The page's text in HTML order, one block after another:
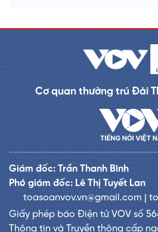
Cơ quan thường trú Đài
Giám đốc: Trần Thanh Bình
Phó giám đốc: Lê Thị Tuyết Lan
toasoanvov.vn@gmail.com |
Giấy phép báo Điện tử VOV số
Thông tin và Truyền thông cấp